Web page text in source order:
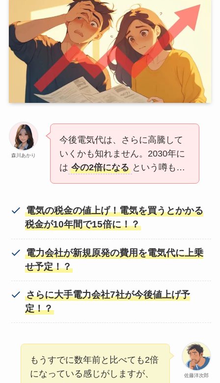
森川あかり
今後電気代は、さらに高騰して
いくかも知れません。2030年に
は 今の2倍になる という噂も…
電気の税金の値上げ！電気を買うとかかる
税金が10年間で15倍に！？
電力会社が新規原発の費用を電気代に上乗
せ予定！？
さらに大手電力会社7社が今後値上げ予
定！？
佐藤洋次郎
もうすでに数年前と比べても2倍
になっている感じがしますが、